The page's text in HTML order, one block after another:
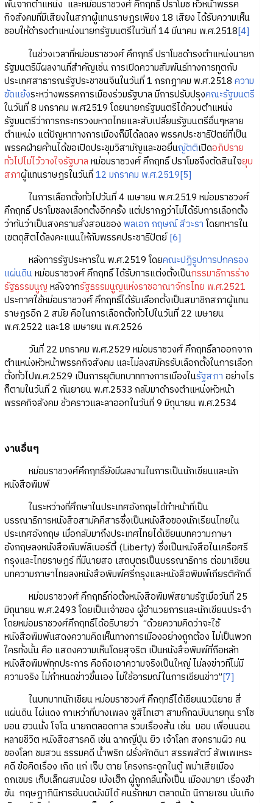
พ้นจากตำแหน่ง และหม่อมราชวงศ์ คึกฤทธิ์ ปราโมช หัวหน้าพรรค
กิจสังคมที่มีเสียงในสภาผู้แทนราษฎรเพียง 18 เสียง ได้รับความเห็น
ชอบให้ดำรงตำแหน่งนายกรัฐมนตรีในวันที่ 14 มีนาคม พ.ศ.2518[4]
ในช่วงเวลาที่หม่อมราชวงศ์ คึกฤทธิ์ ปราโมชดำรงตำแหน่งนายก
รัฐมนตรีมีผลงานที่สำคัญเช่น การเปิดความสัมพันธ์ทางการทูตกับ
ประเทศสาธารณรัฐประชาชนจีนในวันที่ 1 กรกฎาคม พ.ศ.2518 ความ
ขัดแย้งระหว่างพรรคการเมืองร่วมรัฐบาล มีการปรับปรุงคณะรัฐมนตรี
ในวันที่ 8 มกราคม พ.ศ2519 โดยนายกรัฐมนตรีได้ควบตำแหน่ง
รัฐมนตรีว่าการกระทรวงมหาดไทยและสับเปลี่ยนรัฐมนตรีอื่นๆหลาย
ตำแหน่ง แต่ปัญหาทางการเมืองก็มิได้ลดลง พรรคประชาธิปัตย์ที่เป็น
พรรคฝ่ายค้านได้ขอเปิดประชุมวิสามัญและขอยื่นญัตติเปิดอภิปราย
ทั่วไปไม่ไว้วางใจรัฐบาล หม่อมราชวงศ์ คึกฤทธิ์ ปราโมชจึงตัดสินใจยุบ
สภาผู้แทนราษฎรในวันที่12 มกราคม พ.ศ.2519[5]
ในการเลือกตั้งทั่วไปวันที่ 4 เมษายน พ.ศ.2519 หม่อมราชวงศ์
คึกฤทธิ์ ปราโมชลงเลือกตั้งอีกครั้ง แต่ปรากฏว่าไม่ได้รับการเลือกตั้ง
ว่ากันว่าเป็นสงครามสั่งสอนของ พลเอก กฤษณ์ สีวะราโดยทหารใน
เขตดุสิตได้ลงคะแนนให้กับพรรคประชาธิปัตย์[6]
หลังการรัฐประหารใน พ.ศ.2519 โดยคณะปฏิรูปการปกครอง
แผ่นดินหม่อมราชวงศ์ คึกฤทธิ์ ได้รับการแต่งตั้งเป็นกรรมาธิการร่าง
รัฐธรรมนูญ หลังจากรัฐธรรมนูญแห่งราชอาณาจักรไทย พ.ศ.2521
ประกาศใช้หม่อมราชวงศ์ คึกฤทธิ์ได้รับเลือกตั้งเป็นสมาชิกสภาผู้แทน
ราษฎรอีก 2 สมัย คือในการเลือกตั้งทั่วไปในวันที่ 22 เมษายน
พ.ศ.2522 และ18 เมษายน พ.ศ.2526
วันที่ 22 มกราคม พ.ศ.2529 หม่อมราชวงศ์ คึกฤทธิ์ลาออกจาก
ตำแหน่งหัวหน้าพรรคกิจสังคม และไม่ลงสมัครรับเลือกตั้งในการเลือก
ตั้งทั่วไปพ.ศ.2529 เป็นการยุติบทบาททางการเมืองในรัฐสภา อย่างไร
ก็ตามในวันที่ 2 กันยายน พ.ศ.2533 กลับมาดำรงตำแหน่งหัวหน้า
พรรคกิจสังคม ชั่วคราวและลาออกในวันที่ 9 มิถุนายน พ.ศ.2534
งานอื่นๆ
หม่อมราชวงศ์คึกฤทธิ์ยังมีผลงานในการเป็นนักเขียนและนัก
หนังสือพิมพ์
ในระหว่างที่ศึกษาในประเทศอังกฤษได้ทำหน้าที่เป็น
บรรณาธิการหนังสือสามัคคีสารซึ่งเป็นหนังสือของนักเรียนไทยใน
ประเทศอังกฤษ เมื่อกลับมาถึงประเทศไทยได้เขียนบทความภาษา
อังกฤษลงหนังสือพิมพ์ลิเบอร์ตี้ (Liberty) ซึ่งเป็นหนังสือในเครือศรี
กรุงและไทยราษฎร์ ที่มีนายสอ เสถบุตรเป็นบรรณาธิการ ต่อมาเขียน
บทความภาษาไทยลงหนังสือพิมพ์ศรีกรุงและหนังสือพิมพ์เกียรติศักดิ์
หม่อมราชวงศ์ คึกฤทธิ์ก่อตั้งหนังสือพิมพ์สยามรัฐเมื่อวันที่ 25
มิถุนายน พ.ศ.2493 โดยเป็นเจ้าของ ผู้อำนวยการและนักเขียนประจำ
โดยหม่อมราชวงศ์คึกฤทธิ์ได้อธิบายว่า “ด้วยความคิดว่าจะใช้
หนังสือพิมพ์แสดงความคิดเห็นทางการเมืองอย่างถูกต้อง ไม่เป็นพวก
ใครทั้งนั้น คือ แสดงความเห็นโดยสุจริต เป็นหนังสือพิมพ์ที่ถือหลัก
หนังสือพิมพ์ทุกประการ คือถือเอาความจริงเป็นใหญ่ ไม่ลงข่าวที่ไม่มี
ความจริง ไม่กำหนดข่าวขึ้นเอง ไม่ใช้อารมณ์ในการเขียนข่าว”[7]
ในบทบาทนักเขียน หม่อมราชวงศ์ คึกฤทธิ์ได้เขียนนวนิยาย สี่
แผ่นดิน ไผ่แดง กาเหว่าที่บางเพลง ซูสีไทเฮา สามก๊กฉบับนายทุน ราโช
มอน ฮวนนั้ง โจโฉ นายกตลอดกาล รวมเรื่องสั้น เช่น มอม เพื่อนนอน
หลายชีวิต หนังสือสารคดี เช่น ฉากญี่ปุ่น ยิว เจ้าโลก สงครามผิว คน
ของโลก ชมสวน ธรรมคดี น้ำพริก ฝรั่งศักดินา สรรพสัตว์ สัพเพเหระ
คดี ข้อคิดเรื่อง เกิด แก่ เจ็บ ตาย โครงกระดูกในตู้ พม่าเสียเมือง
ถกเขมร เก็บเล็กผสมน้อย เบ้งเฮ็ก ผู้ถูกกลืนทั้งเป็น เมืองมายา เรื่องขำ
ขัน กฤษฎาภินิหารอันบดบังมิได้ คนรักหมา ตลาดนัด นิกายเซน บันเทิง